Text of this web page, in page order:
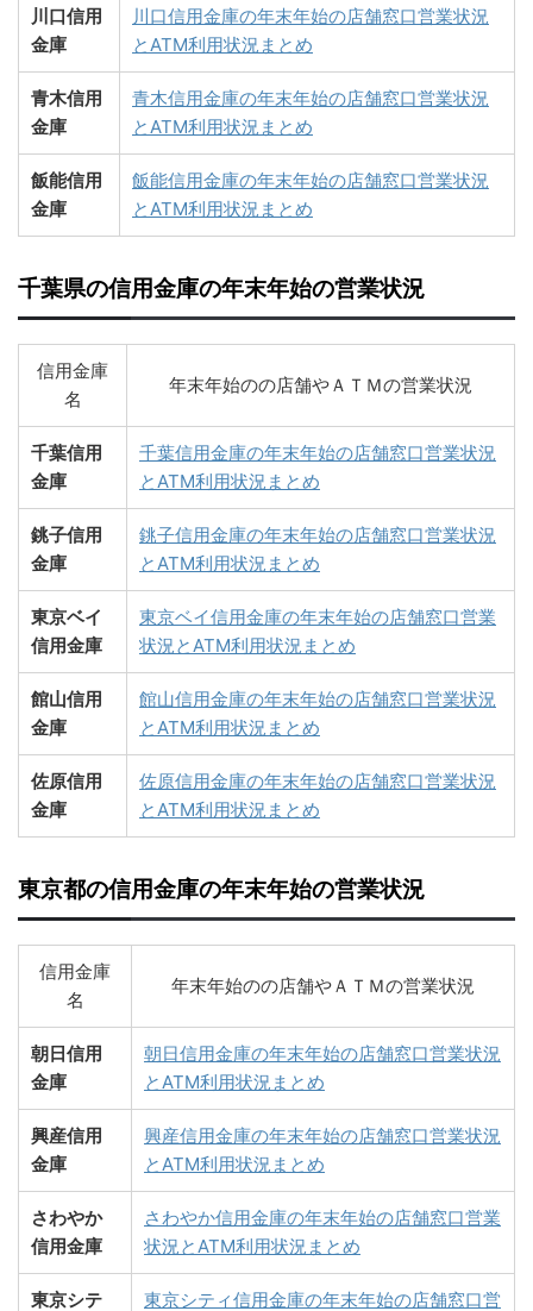
川口信用
金庫
川口信用金庫の年末年始の店舗窓口営業状況
とATM利用状況まとめ
青木信用
金庫
青木信用金庫の年末年始の店舗窓口営業状況
とATM利用状況まとめ
飯能信用
金庫
飯能信用金庫の年末年始の店舗窓口営業状況
とATM利用状況まとめ
千葉県の信用金庫の年末年始の営業状況
信用金庫
名
年末年始のの店舗やＡＴＭの営業状況
千葉信用
金庫
千葉信用金庫の年末年始の店舗窓口営業状況
とATM利用状況まとめ
銚子信用
金庫
銚子信用金庫の年末年始の店舗窓口営業状況
とATM利用状況まとめ
東京ベイ
信用金庫
東京ベイ信用金庫の年末年始の店舗窓口営業
状況とATM利用状況まとめ
館山信用
金庫
館山信用金庫の年末年始の店舗窓口営業状況
とATM利用状況まとめ
佐原信用
金庫
佐原信用金庫の年末年始の店舗窓口営業状況
とATM利用状況まとめ
東京都の信用金庫の年末年始の営業状況
信用金庫
名
年末年始のの店舗やＡＴＭの営業状況
朝日信用
金庫
朝日信用金庫の年末年始の店舗窓口営業状況
とATM利用状況まとめ
興産信用
金庫
興産信用金庫の年末年始の店舗窓口営業状況
とATM利用状況まとめ
さわやか
信用金庫
さわやか信用金庫の年末年始の店舗窓口営業
状況とATM利用状況まとめ
東京シテ 東京シティ信用金庫の年末年始の店舗窓口営